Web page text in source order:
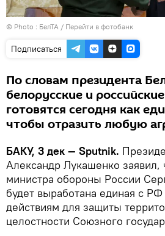
© Photo : БелТА / Перейти в фотобанк
Подписаться
По словам президента
белорусские и
готовятся сегодня как
чтобы отразить любую
БАКУ, 3 дек — Sputnik.
Александр Лукашенко заявил,
министра обороны России
будет выработана единая с
действиям для защиты
целостности Союзного